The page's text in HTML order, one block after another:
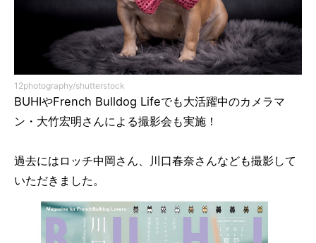
12photography/shutterstock
BUHIやFrench Bulldog Lifeでも大活躍中のカメラマ
ン・大竹宏明さんによる撮影会も実施！
過去にはロッチ中岡さん、川口春奈さんなども撮影して
いただきました。